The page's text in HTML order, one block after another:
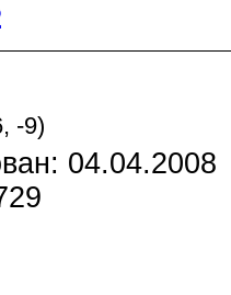
, -9)
04.04.2008